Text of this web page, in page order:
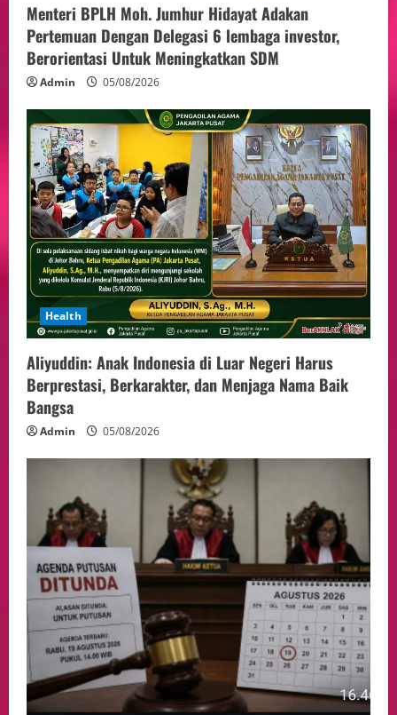
Menteri BPLH Moh. Jumhur Hidayat Adakan
Pertemuan Dengan Delegasi 6 lembaga investor,
Berorientasi Untuk Meningkatkan SDM
Admin 05/08/2026
Health
Aliyuddin: Anak Indonesia di Luar Negeri Harus
Berprestasi, Berkarakter, dan Menjaga Nama Baik
Bangsa
Admin 05/08/2026